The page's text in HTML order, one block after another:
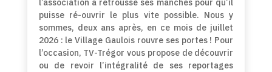
l’association a retroussé ses manches pour qu’il
puisse ré-ouvrir le plus vite possible. Nous y
sommes, deux ans après, en ce mois de juillet
2026 : le Village Gaulois rouvre ses portes ! Pour
l’occasion, TV-Trégor vous propose de découvrir
ou de revoir l’intégralité de ses reportages